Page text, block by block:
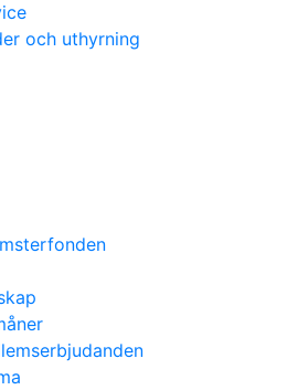
och uthyrning